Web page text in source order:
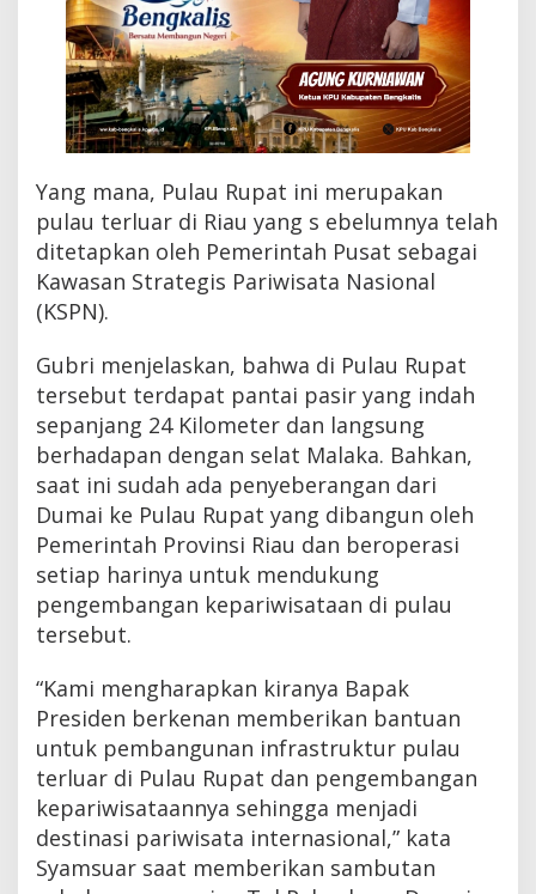
s
i
d
e
n
u
n
t
k
B
a
n
g
n
f
r
a
s
t
u
k
t
u
r
a
u
T
e
r
l
a
r
Yang mana, Pulau Rupat ini merupakan
pulau terluar di Riau yang s ebelumnya telah
ditetapkan oleh Pemerintah Pusat sebagai
Kawasan Strategis Pariwisata Nasional
(KSPN).
Gubri menjelaskan, bahwa di Pulau Rupat
tersebut terdapat pantai pasir yang indah
sepanjang 24 Kilometer dan langsung
berhadapan dengan selat Malaka. Bahkan,
saat ini sudah ada penyeberangan dari
Dumai ke Pulau Rupat yang dibangun oleh
Pemerintah Provinsi Riau dan beroperasi
setiap harinya untuk mendukung
pengembangan kepariwisataan di pulau
tersebut.
“Kami mengharapkan kiranya Bapak
Presiden berkenan memberikan bantuan
untuk pembangunan infrastruktur pulau
terluar di Pulau Rupat dan pengembangan
kepariwisataannya sehingga menjadi
destinasi pariwisata internasional,” kata
Syamsuar saat memberikan sambutan